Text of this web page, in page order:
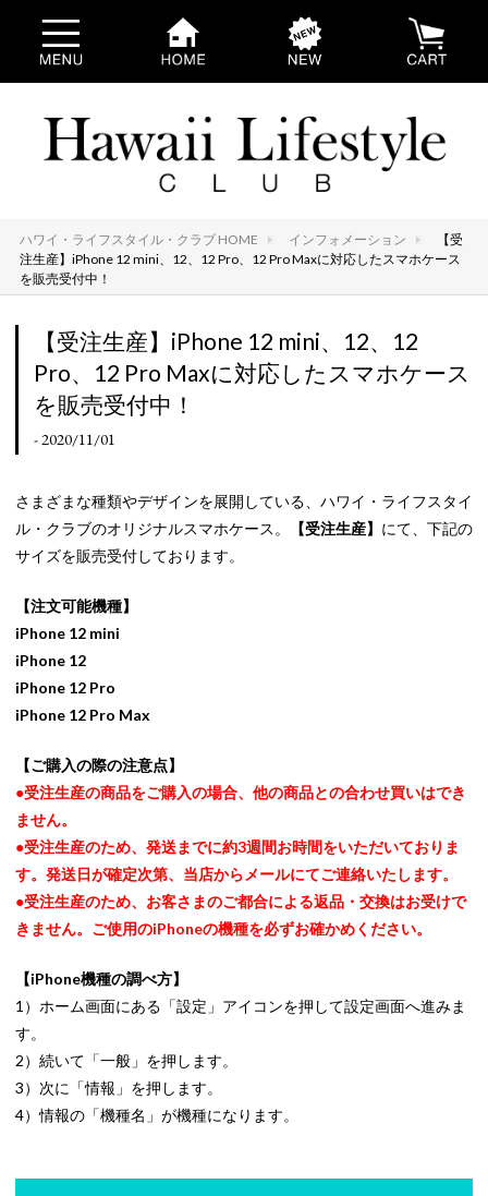
ハワイ・ライフスタイル・クラブ HOME インフォメーション
【受
注生産】iPhone 12 mini、12、12 Pro、12 Pro Maxに対応したスマホケース
を販売受付中！
【受注生産】iPhone 12 mini、12、12
Pro、12 Pro Maxに対応したスマホケース
を販売受付中！
- 2020/11/01
さまざまな種類やデザインを展開している、ハワイ・ライフスタイ
ル・クラブのオリジナルスマホケース。
【受注生産】 にて、下記の
サイズを販売受付しております。
【注文可能機種】
iPhone 12 mini
iPhone 12
iPhone 12 Pro
iPhone 12 Pro Max
【ご購入の際の注意点】
●受注生産の商品をご購入の場合、他の商品との合わせ買いはでき
ません。
●受注生産のため、発送までに約3週間お時間をいただいておりま
す。発送日が確定次第、当店からメールにてご連絡いたします。
●受注生産のため、お客さまのご都合による返品・交換はお受けで
きません。ご使用のiPhoneの機種を必ずお確かめください。
【iPhone機種の調べ方】
1）ホーム画面にある「設定」アイコンを押して設定画面へ進みま
す。
2）続いて「一般」を押します。
3）次に「情報」を押します。
4）情報の「機種名」が機種になります。